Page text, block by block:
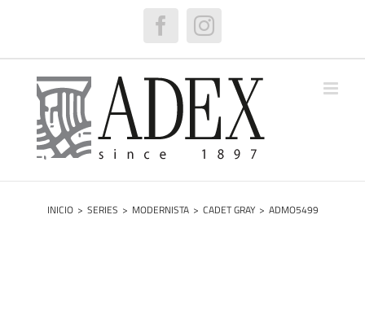
FacebookInstagram
INICIO > SERIES > MODERNISTA > CADET GRAY > ADMO5499